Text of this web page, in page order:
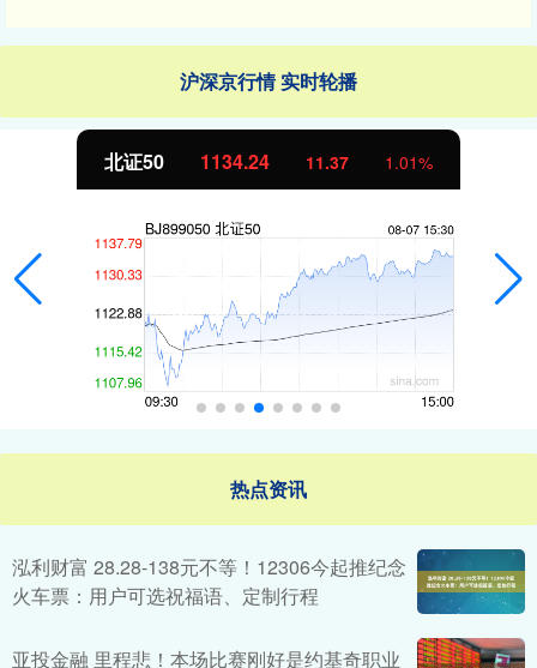
沪深京行情 实时轮播
北证50 1134.24 11.37 1.01%
热点资讯
泓利财富 28.28-138元不等！12306今起推纪念
火车票：用户可选祝福语、定制行程
亚投金融 里程悲！本场比赛刚好是约基奇职业